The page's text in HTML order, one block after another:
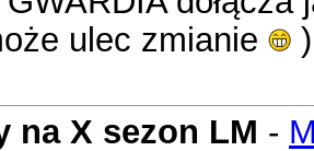
ulec zmianie
)
na X sezon LM -